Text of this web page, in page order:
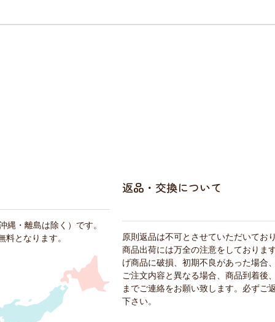
縄・離島は除く）です。
となります。
返品・交換について
原則返品は不可とさせていただいてお
商品出荷には万全の注意をしておりま
げ商品に破損、初期不良があった場合
ご注文内容と異なる場合、商品到着後
までご連絡をお願い致します。必ずご
下さい。